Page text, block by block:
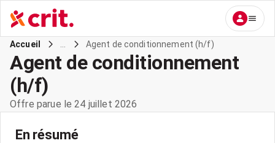
Accueil Agent de conditionnement (h/f)
Agent de conditionnement
(h/f)
Offre parue le 24 juillet 2026
En résumé